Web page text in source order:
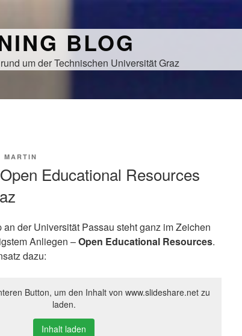
BLOG
um der Technischen Universität Graz
MARTIN
Educational Resources
der Universität Passau steht ganz im Zeichen
Anliegen –Open Educational Resources.
dazu:
Button, um den Inhalt von www.slideshare.net zu
laden.
Inhalt laden